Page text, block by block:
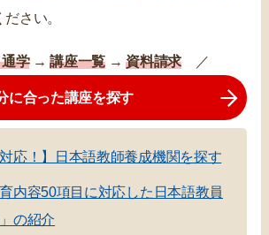
さい。
学→講座一覧 →資料請求／
に合った講座を探す
対応！】日本語教師養成機関を探す
育内容50項目に対応した日本語教員
の紹介